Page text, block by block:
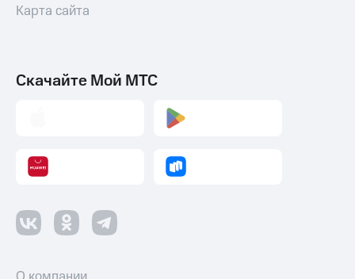
Карта сайта
Скачайте Мой МТС